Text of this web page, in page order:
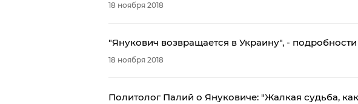
18 ноября 2018
"Янукович возвращается в Украину", -
18 ноября 2018
​Политолог Палий о Януковиче: "Жалкая судьба,